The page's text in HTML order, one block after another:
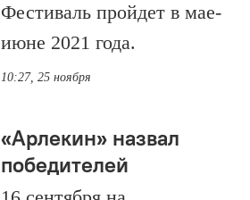
Фестиваль пройдет в мае-
июне 2021 года.
10:27, 25 ноября
«Арлекин» назвал
победителей